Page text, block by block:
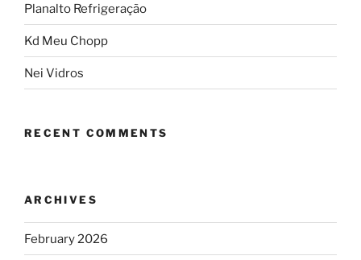
Planalto Refrigeração
Kd Meu Chopp
Nei Vidros
RECENT COMMENTS
ARCHIVES
February 2026